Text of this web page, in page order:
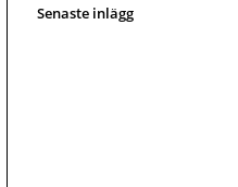
Senaste inlägg